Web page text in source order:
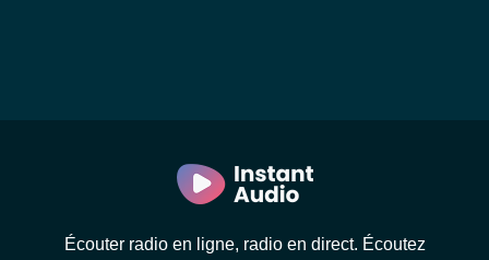
Écouter radio en ligne, radio en direct. Écoutez